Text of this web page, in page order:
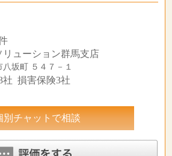
ューション群馬支店
坂町 ５４７－１
社 損害保険3社
別チャットで相談